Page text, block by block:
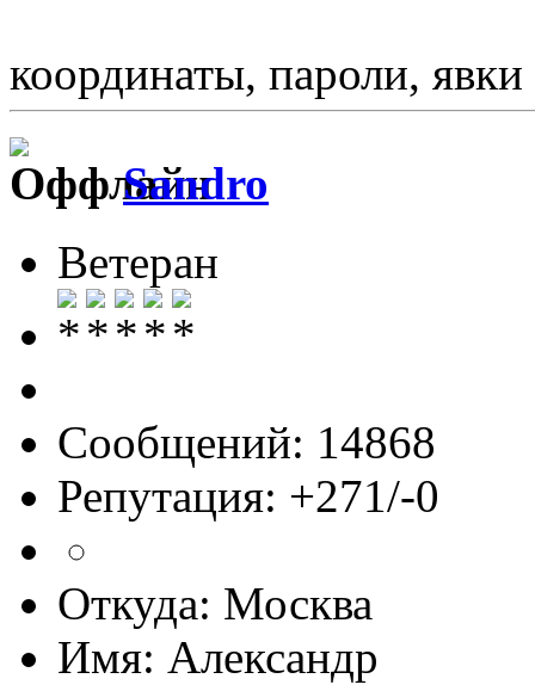
координаты, пароли,
Sandro
Ветеран
Сообщений: 14868
Репутация: +271/-0
Откуда: Москва
Имя: Александр